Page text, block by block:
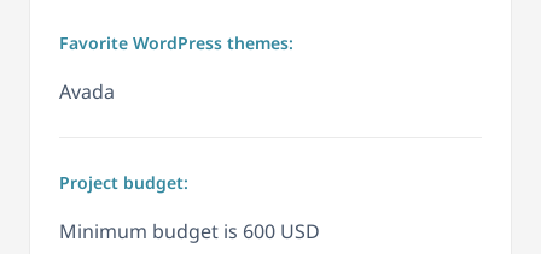
Favorite WordPress themes:
Avada
Project budget:
Minimum budget is 600 USD